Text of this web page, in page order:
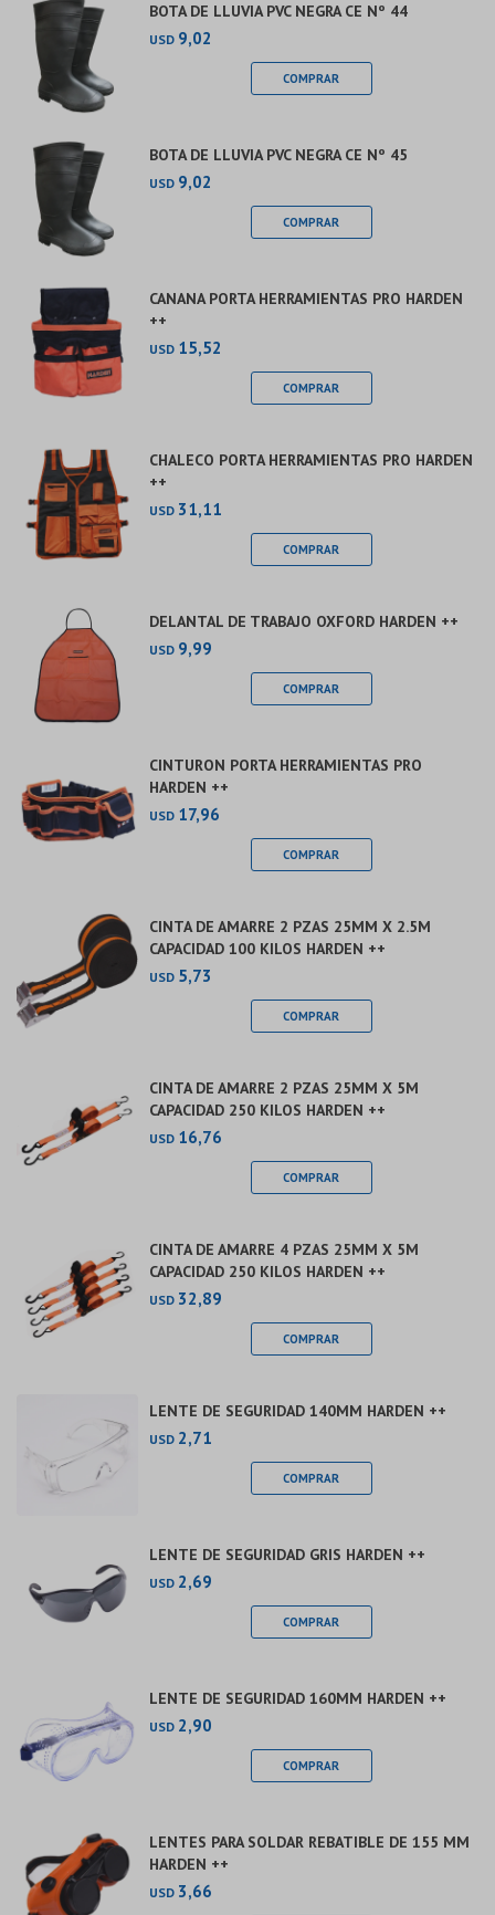
BOTA DE LLUVIA PVC NEGRA CE Nº 44
USD 9,02
BOTA DE LLUVIA PVC NEGRA CE Nº 45
USD 9,02
CANANA PORTA HERRAMIENTAS PRO HARDEN
++
USD 15,52
CHALECO PORTA HERRAMIENTAS PRO HARDEN
++
USD 31,11
DELANTAL DE TRABAJO OXFORD HARDEN ++
USD 9,99
CINTURON PORTA HERRAMIENTAS PRO
HARDEN ++
USD 17,96
CINTA DE AMARRE 2 PZAS 25MM X 2.5M
CAPACIDAD 100 KILOS HARDEN ++
USD 5,73
CINTA DE AMARRE 2 PZAS 25MM X 5M
CAPACIDAD 250 KILOS HARDEN ++
USD 16,76
CINTA DE AMARRE 4 PZAS 25MM X 5M
CAPACIDAD 250 KILOS HARDEN ++
USD 32,89
LENTE DE SEGURIDAD 140MM HARDEN ++
USD 2,71
LENTE DE SEGURIDAD GRIS HARDEN ++
USD 2,69
LENTE DE SEGURIDAD 160MM HARDEN ++
USD 2,90
LENTES PARA SOLDAR REBATIBLE DE 155 MM
HARDEN ++
USD 3,66